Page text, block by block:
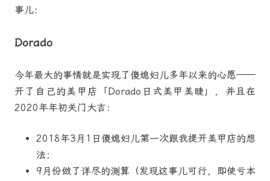
事儿：
Dorado
今年最大的事情就是实现了傻媳妇儿多年以来的心愿——
开了自己的美甲店「Dorado日式美甲美睫」，并且在
2020年年初关门大吉：
2018年3月1日傻媳妇儿第一次跟我提开美甲店的想
法；
9月份做了详尽的测算（发现这事儿可行，即使亏本